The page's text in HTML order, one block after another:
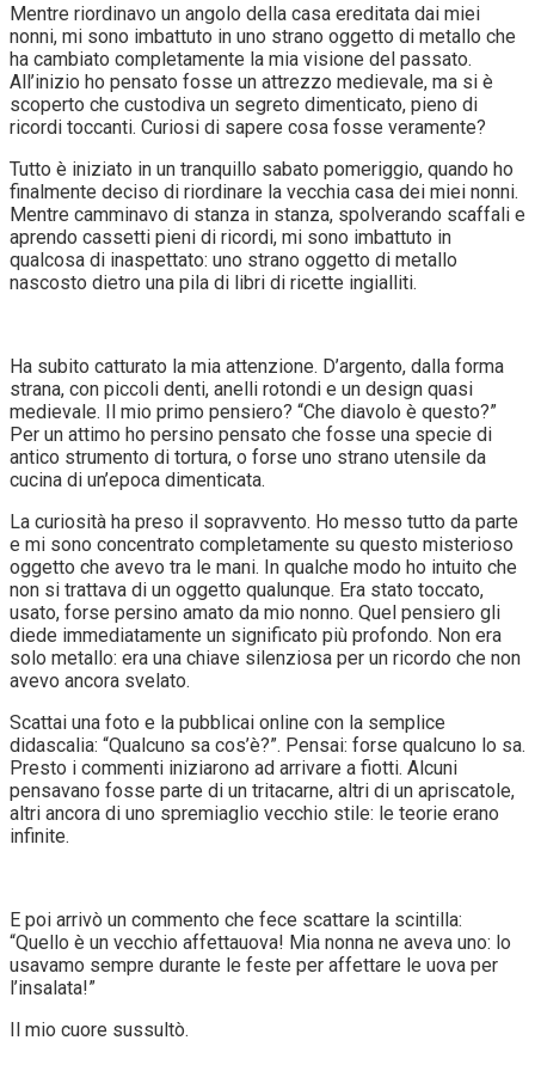
Mentre riordinavo un angolo della casa ereditata dai miei
nonni, mi sono imbattuto in uno strano oggetto di metallo che
ha cambiato completamente la mia visione del passato.
All’inizio ho pensato fosse un attrezzo medievale, ma si è
scoperto che custodiva un segreto dimenticato, pieno di
ricordi toccanti. Curiosi di sapere cosa fosse veramente?
Tutto è iniziato in un tranquillo sabato pomeriggio, quando ho
finalmente deciso di riordinare la vecchia casa dei miei nonni.
Mentre camminavo di stanza in stanza, spolverando scaffali e
aprendo cassetti pieni di ricordi, mi sono imbattuto in
qualcosa di inaspettato: uno strano oggetto di metallo
nascosto dietro una pila di libri di ricette ingialliti.
Ha subito catturato la mia attenzione. D’argento, dalla forma
strana, con piccoli denti, anelli rotondi e un design quasi
medievale. Il mio primo pensiero? “Che diavolo è questo?”
Per un attimo ho persino pensato che fosse una specie di
antico strumento di tortura, o forse uno strano utensile da
cucina di un’epoca dimenticata.
La curiosità ha preso il sopravvento. Ho messo tutto da parte
e mi sono concentrato completamente su questo misterioso
oggetto che avevo tra le mani. In qualche modo ho intuito che
non si trattava di un oggetto qualunque. Era stato toccato,
usato, forse persino amato da mio nonno. Quel pensiero gli
diede immediatamente un significato più profondo. Non era
solo metallo: era una chiave silenziosa per un ricordo che non
avevo ancora svelato.
Scattai una foto e la pubblicai online con la semplice
didascalia: “Qualcuno sa cos’è?”. Pensai: forse qualcuno lo sa.
Presto i commenti iniziarono ad arrivare a fiotti. Alcuni
pensavano fosse parte di un tritacarne, altri di un apriscatole,
altri ancora di uno spremiaglio vecchio stile: le teorie erano
infinite.
E poi arrivò un commento che fece scattare la scintilla:
“Quello è un vecchio affettauova! Mia nonna ne aveva uno: lo
usavamo sempre durante le feste per affettare le uova per
l’insalata!”
Il mio cuore sussultò.